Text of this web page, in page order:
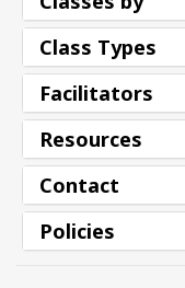
Class Types
Facilitators
Resources
Contact
Policies